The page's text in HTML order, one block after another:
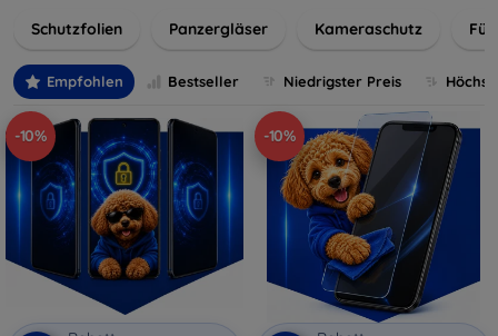
wertvolles Gerät mit unseren langlebigen und zuverlässigen
digitales Erlebnis.
Schutzfolien Panzergläser Kameraschutz
Empfohlen Bestseller Niedrigster Preis
-10% -10%